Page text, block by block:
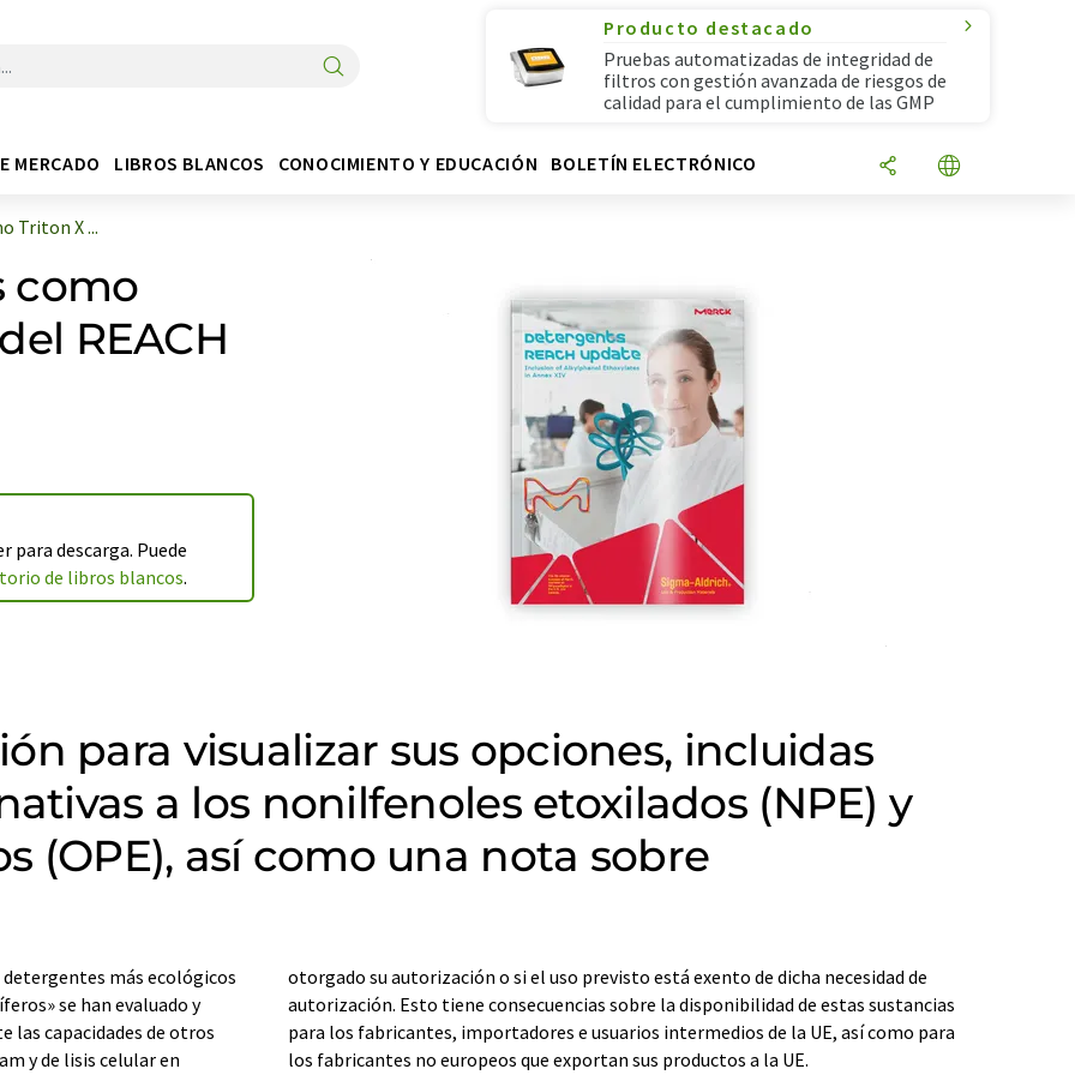
Producto destacado
Pruebas automatizadas de integridad de
filtros con gestión avanzada de riesgos de
calidad para el cumplimiento de las GMP
MERCADO LIBROS BLANCOS CONOCIMIENTO Y EDUCACIÓN BOLETÍN ELECTRÓNICO
Triton X ...
como
REACH
descarga. Puede
de libros blancos.
para visualizar sus opciones, incluidas
a los nonilfenoles etoxilados (NPE) y
(OPE), así como una nota sobre
más ecológicos
se han evaluado y
las capacidades de otros
y de lisis celular en
otorgado su autorización o si el uso previsto está exento de dicha necesidad de
autorización. Esto tiene consecuencias sobre la disponibilidad de estas sustancias
para los fabricantes, importadores e usuarios intermedios de la UE, así como para
los fabricantes no europeos que exportan sus productos a la UE.